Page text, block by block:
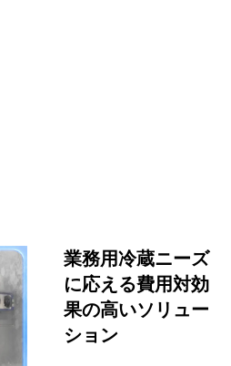
業務用冷蔵ニーズ
に応える費用対効
果の高いソリュー
ション